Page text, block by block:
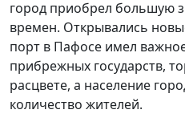
город приобрел большую
времен. Открывались
порт в Пафосе имел
прибрежных государств,
расцвете, а население
количество жителей.